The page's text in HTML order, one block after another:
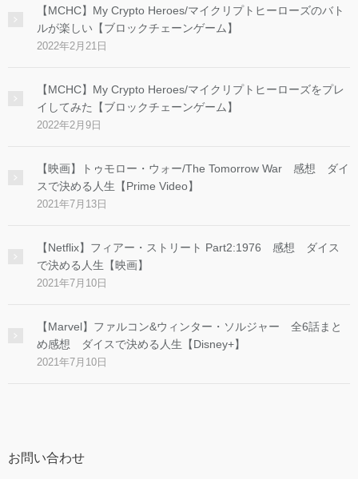
【MCHC】My Crypto Heroes/マイクリプトヒーローズのバト
ルが楽しい【ブロックチェーンゲーム】
2022年2月21日
【MCHC】My Crypto Heroes/マイクリプトヒーローズをプレ
イしてみた【ブロックチェーンゲーム】
2022年2月9日
【映画】トゥモロー・ウォー/The Tomorrow War 感想 ダイ
スで決める人生【Prime Video】
2021年7月13日
【Netflix】フィアー・ストリート Part2:1976 感想 ダイス
で決める人生【映画】
2021年7月10日
【Marvel】ファルコン&ウィンター・ソルジャー 全6話まと
め感想 ダイスで決める人生【Disney+】
2021年7月10日
お問い合わせ